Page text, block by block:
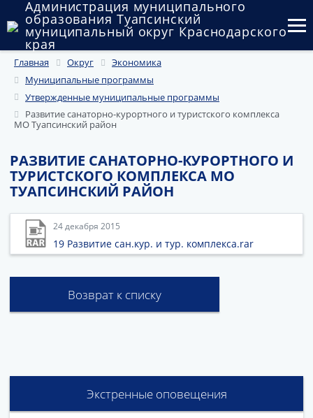
Администрация муниципального
образования Туапсинский
муниципальный округ Краснодарского
края
Округ
Администрация
Муниципальные закупки
Государственный и муниципальный контроль
Муниципальное имущество
Публичные слушания и общественные обсуждения
Документы
Главная Округ
Экономика
Муниципальные программы
Утвержденные муниципальные программы
Развитие санаторно-курортного и туристского комплекса
МО Туапсинский район
РАЗВИТИЕ САНАТОРНО-КУРОРТНОГО И
ТУРИСТСКОГО КОМПЛЕКСА МО
ТУАПСИНСКИЙ РАЙОН
24 декабря 2015
19 Развитие сан.кур. и тур. комплекса.rar
Возврат к списку
Экстренные оповещения